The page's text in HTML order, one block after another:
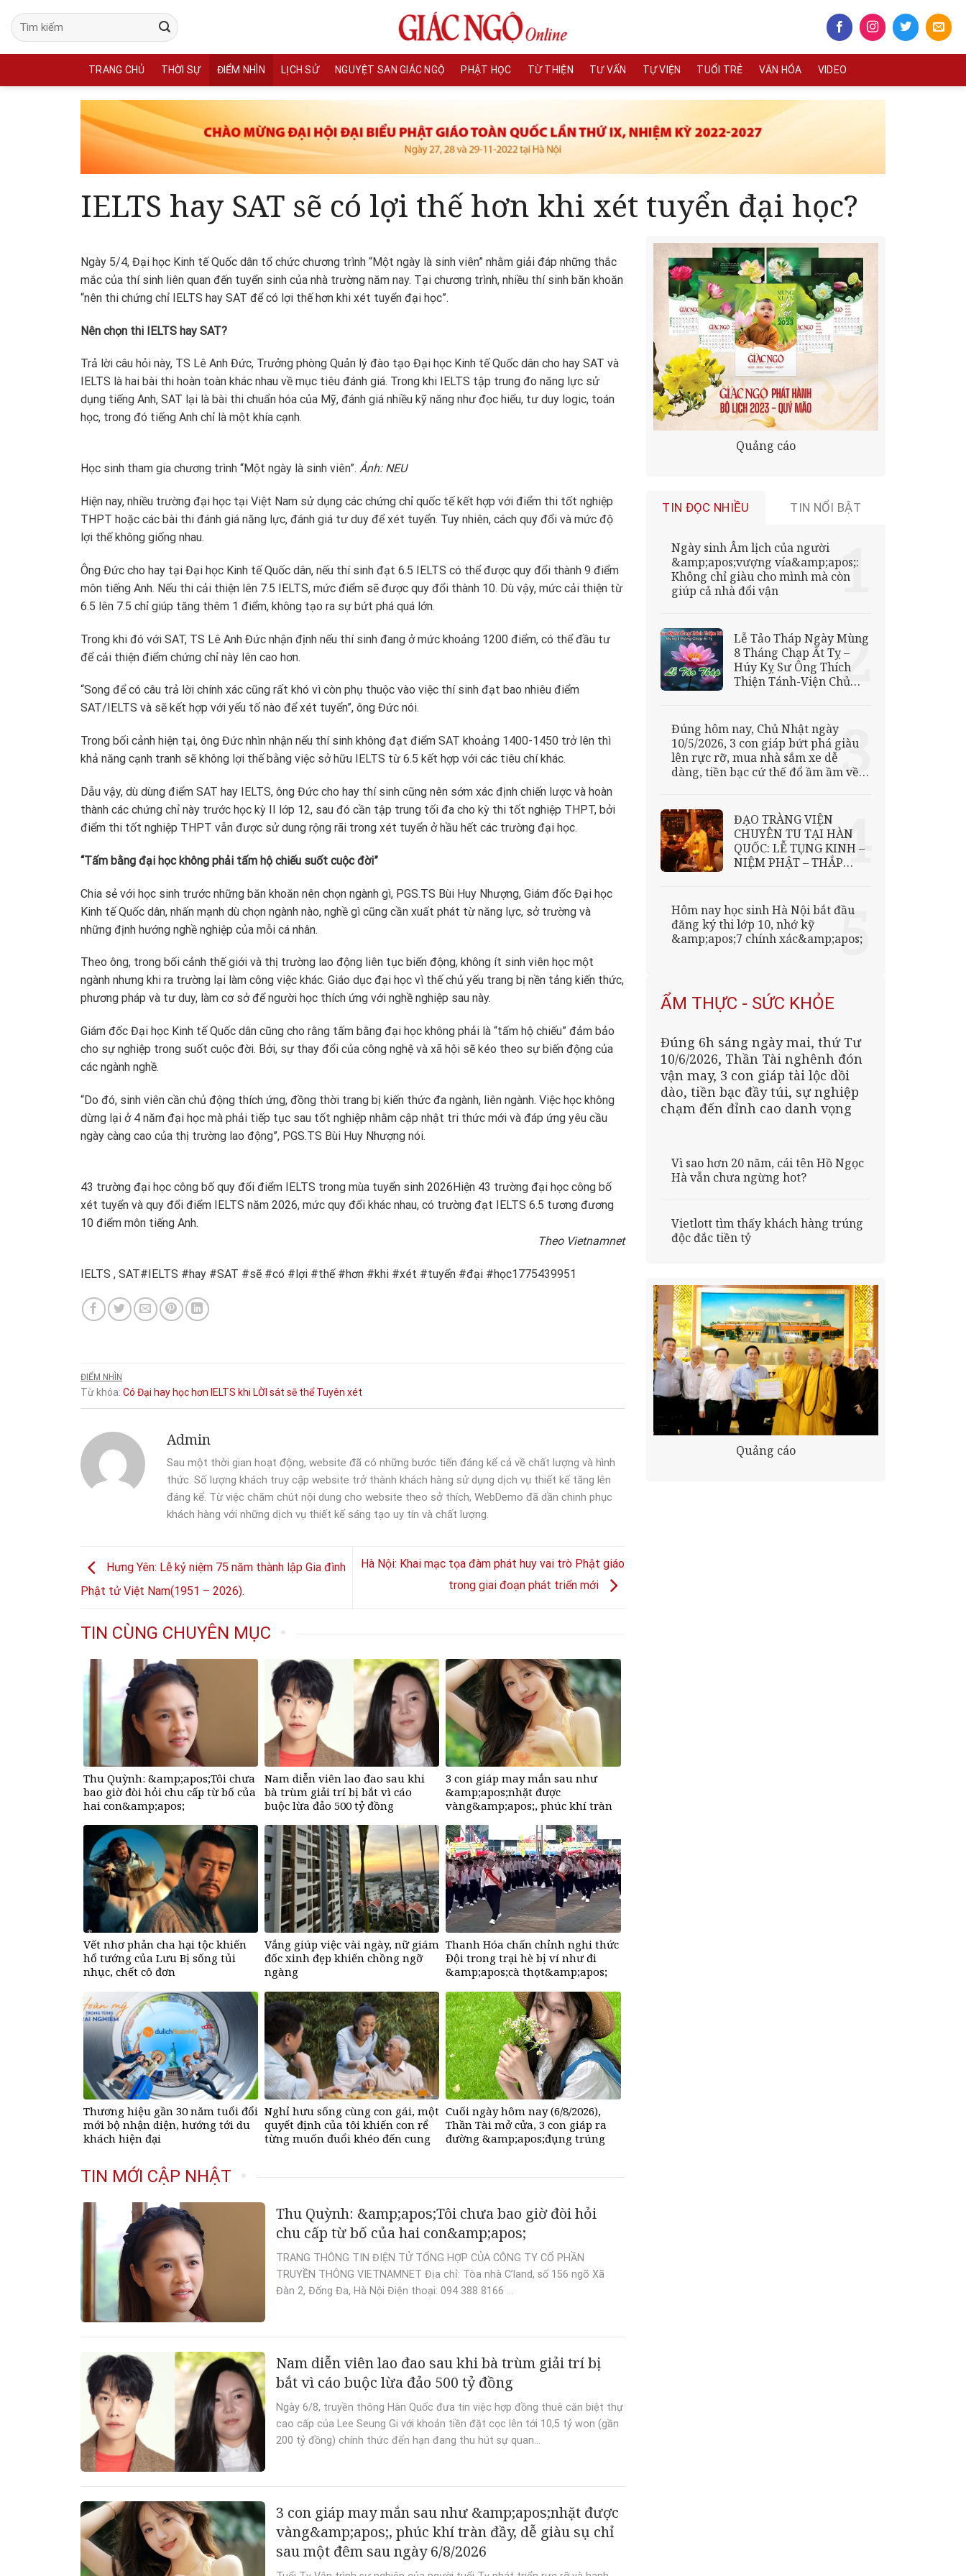
content
TRANG CHỦ THỜI SỰ ĐIỂM NHÌN LỊCH SỬ NGUYỆT SAN GIÁC NGỘ PHẬT HỌC TỪ THIỆN TƯ VẤN TỰ VIỆN TUỔI TRẺ VĂN HÓA VIDEO
IELTS hay SAT sẽ có lợi thế hơn khi xét tuyển đại học?
Ngày 5/4, Đại học Kinh tế Quốc dân tổ chức chương trình “Một ngày là sinh viên” nhằm giải đáp những thắc
mắc của thí sinh liên quan đến tuyển sinh của nhà trường năm nay. Tại chương trình, nhiều thí sinh băn khoăn
“nên thi chứng chỉ IELTS hay SAT để có lợi thế hơn khi xét tuyển đại học”.
Nên chọn thi IELTS hay SAT?
Trả lời câu hỏi này, TS Lê Anh Đức, Trưởng phòng Quản lý đào tạo Đại học Kinh tế Quốc dân cho hay SAT và
IELTS là hai bài thi hoàn toàn khác nhau về mục tiêu đánh giá. Trong khi IELTS tập trung đo năng lực sử
dụng tiếng Anh, SAT lại là bài thi chuẩn hóa của Mỹ, đánh giá nhiều kỹ năng như đọc hiểu, tư duy logic, toán
học, trong đó tiếng Anh chỉ là một khía cạnh.
Học sinh tham gia chương trình “Một ngày là sinh viên”. Ảnh: NEU
Hiện nay, nhiều trường đại học tại Việt Nam sử dụng các chứng chỉ quốc tế kết hợp với điểm thi tốt nghiệp
THPT hoặc các bài thi đánh giá năng lực, đánh giá tư duy để xét tuyển. Tuy nhiên, cách quy đổi và mức độ
lợi thế không giống nhau.
Ông Đức cho hay tại Đại học Kinh tế Quốc dân, nếu thí sinh đạt 6.5 IELTS có thể được quy đổi thành 9 điểm
môn tiếng Anh. Nếu thi cải thiện lên 7.5 IELTS, mức điểm sẽ được quy đổi thành 10. Dù vậy, mức cải thiện từ
6.5 lên 7.5 chỉ giúp tăng thêm 1 điểm, không tạo ra sự bứt phá quá lớn.
Trong khi đó với SAT, TS Lê Anh Đức nhận định nếu thí sinh đang ở mức khoảng 1200 điểm, có thể đầu tư
để cải thiện điểm chứng chỉ này lên cao hơn.
“Song để có câu trả lời chính xác cũng rất khó vì còn phụ thuộc vào việc thí sinh đạt bao nhiêu điểm
SAT/IELTS và sẽ kết hợp với yếu tố nào để xét tuyển”, ông Đức nói.
Trong bối cảnh hiện tại, ông Đức nhìn nhận nếu thí sinh không đạt điểm SAT khoảng 1400-1450 trở lên thì
khả năng cạnh tranh sẽ không lợi thế bằng việc sở hữu IELTS từ 6.5 kết hợp với các tiêu chí khác.
Dẫu vậy, dù dùng điểm SAT hay IELTS, ông Đức cho hay thí sinh cũng nên sớm xác định chiến lược và hoàn
thành các chứng chỉ này trước học kỳ II lớp 12, sau đó cần tập trung tối đa cho kỳ thi tốt nghiệp THPT, bởi
điểm thi tốt nghiệp THPT vẫn được sử dung rộng rãi trong xét tuyển ở hầu hết các trường đại học.
“Tấm bằng đại học không phải tấm hộ chiếu suốt cuộc đời”
Chia sẻ với học sinh trước những băn khoăn nên chọn ngành gì, PGS.TS Bùi Huy Nhượng, Giám đốc Đại học
Kinh tế Quốc dân, nhấn mạnh dù chọn ngành nào, nghề gì cũng cần xuất phát từ năng lực, sở trường và
những định hướng nghề nghiệp của mỗi cá nhân.
Theo ông, trong bối cảnh thế giới và thị trường lao động liên tục biến động, không ít sinh viên học một
ngành nhưng khi ra trường lại làm công việc khác. Giáo dục đại học vì thế chủ yếu trang bị nền tảng kiến thức,
phương pháp và tư duy, làm cơ sở để người học thích ứng với nghề nghiệp sau này.
Giám đốc Đại học Kinh tế Quốc dân cũng cho rằng tấm bằng đại học không phải là “tấm hộ chiếu” đảm bảo
cho sự nghiệp trong suốt cuộc đời. Bởi, sự thay đổi của công nghệ và xã hội sẽ kéo theo sự biến động của
các ngành nghề.
“Do đó, sinh viên cần chủ động thích ứng, đồng thời trang bị kiến thức đa ngành, liên ngành. Việc học không
dừng lại ở 4 năm đại học mà phải tiếp tục sau tốt nghiệp nhằm cập nhật tri thức mới và đáp ứng yêu cầu
ngày càng cao của thị trường lao động”, PGS.TS Bùi Huy Nhượng nói.
43 trường đại học công bố quy đổi điểm IELTS trong mùa tuyển sinh 2026Hiện 43 trường đại học công bố
xét tuyển và quy đổi điểm IELTS năm 2026, mức quy đổi khác nhau, có trường đạt IELTS 6.5 tương đương
10 điểm môn tiếng Anh.
Theo Vietnamnet
IELTS , SAT#IELTS #hay #SAT #sẽ #có #lợi #thế #hơn #khi #xét #tuyển #đại #học1775439951
ĐIỂM NHÌN
Từ khóa: Có Đại hayhọchơn IELTS khi LỜI sát sẽ thể Tuyên xét
Admin
Sau một thời gian hoạt động, website đã có những bước tiến đáng kể cả về chất lượng và hình
thức. Số lượng khách truy cập website trở thành khách hàng sử dụng dịch vụ thiết kế tăng lên
đáng kể. Từ việc chăm chút nội dung cho website theo sở thích, WebDemo đã dần chinh phục
khách hàng với những dịch vụ thiết kế sáng tạo uy tín và chất lượng.
Hưng Yên: Lễ kỷ niệm 75 năm thành lập Gia đình
Phật tử Việt Nam(1951 – 2026).
Hà Nội: Khai mạc tọa đàm phát huy vai trò Phật giáo
trong giai đoạn phát triển mới
TIN CÙNG CHUYÊN MỤC
Thu Quỳnh: &amp;apos;Tôi chưa
bao giờ đòi hỏi chu cấp từ bố của
hai con&amp;apos;
Nam diễn viên lao đao sau khi
bà trùm giải trí bị bắt vì cáo
buộc lừa đảo 500 tỷ đồng
3 con giáp may mắn sau như
&amp;apos;nhặt được
vàng&amp;apos;, phúc khí tràn
sau ngày 6/8/2026
Vết nhơ phản cha hại tộc khiến
hổ tướng của Lưu Bị sống tủi
nhục, chết cô đơn
Vắng giúp việc vài ngày, nữ giám
đốc xinh đẹp khiến chồng ngỡ
ngàng
Thanh Hóa chấn chỉnh nghi thức
Đội trong trại hè bị ví như đi
&amp;apos;cà thọt&amp;apos;
Thương hiệu gần 30 năm tuổi đổi
mới bộ nhận diện, hướng tới du
khách hiện đại
Nghỉ hưu sống cùng con gái, một
quyết định của tôi khiến con rể
từng muốn đuổi khéo đến cung
Cuối ngày hôm nay (6/8/2026),
Thần Tài mở cửa, 3 con giáp ra
đường &amp;apos;đụng trúng
TIN MỚI CẬP NHẬT
Thu Quỳnh: &amp;apos;Tôi chưa bao giờ đòi hỏi
chu cấp từ bố của hai con&amp;apos;
TRANG THÔNG TIN ĐIỆN TỬ TỔNG HỢP CỦA CÔNG TY CỔ PHẦN
TRUYỀN THÔNG VIETNAMNET Địa chỉ: Tòa nhà C’land, số 156 ngõ Xã
Đàn 2, Đống Đa, Hà Nội Điện thoại: 094 388 8166 ...
Nam diễn viên lao đao sau khi bà trùm giải trí bị
bắt vì cáo buộc lừa đảo 500 tỷ đồng
Ngày 6/8, truyền thông Hàn Quốc đưa tin việc hợp đồng thuê căn biệt thự
cao cấp của Lee Seung Gi với khoản tiền đặt cọc lên tới 10,5 tỷ won (gần
200 tỷ đồng) chính thức đến hạn đang thu hút sự quan...
3 con giáp may mắn sau như &amp;apos;nhặt được
vàng&amp;apos;, phúc khí tràn đầy, dễ giàu sụ chỉ
sau một đêm sau ngày 6/8/2026
Quảng cáo
TIN ĐỌC NHIỀU TIN NỔI BẬT
Ngày sinh Âm lịch của người
&amp;apos;vượng vía&amp;apos;:
Không chỉ giàu cho mình mà còn
giúp cả nhà đổi vận
Lễ Tảo Tháp Ngày Mùng
8 Tháng Chạp Ất Tỵ –
Húy Kỵ Sư Ông Thích
Thiện Tánh-Viện Chủ
Đúng hôm nay, Chủ Nhật ngày
10/5/2026, 3 con giáp bứt phá giàu
lên rực rỡ, mua nhà sắm xe dễ
dàng, tiền bạc cứ thế đổ ầm ầm về
ĐẠO TRÀNG VIỆN
CHUYÊN TU TẠI HÀN
QUỐC: LỄ TỤNG KINH –
NIỆM PHẬT – THẮP
Hôm nay học sinh Hà Nội bắt đầu
đăng ký thi lớp 10, nhớ kỹ
&amp;apos;7 chính xác&amp;apos;
ẨM THỰC - SỨC KHỎE
Đúng 6h sáng ngày mai, thứ Tư
10/6/2026, Thần Tài nghênh đón
vận may, 3 con giáp tài lộc dồi
dào, tiền bạc đầy túi, sự nghiệp
chạm đến đỉnh cao danh vọng
Vì sao hơn 20 năm, cái tên Hồ Ngọc
Hà vẫn chưa ngừng hot?
Vietlott tìm thấy khách hàng trúng
độc đắc tiền tỷ
Quảng cáo